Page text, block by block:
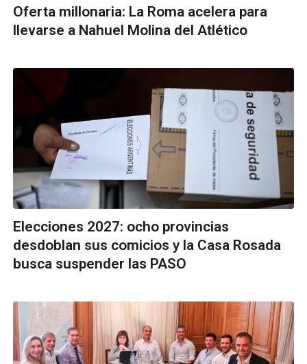
Oferta millonaria: La Roma acelera para
llevarse a Nahuel Molina del Atlético
Elecciones 2027: ocho provincias
desdoblan sus comicios y la Casa Rosada
busca suspender las PASO